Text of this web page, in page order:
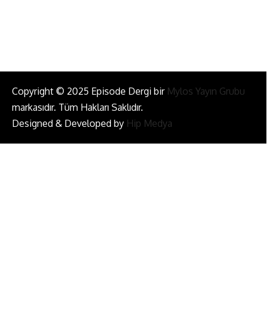
Copyright © 2025 Episode Dergi bir Mylos Yayın Grubu
markasıdır. Tüm Hakları Saklıdır.
Designed & Developed by Hip Medya